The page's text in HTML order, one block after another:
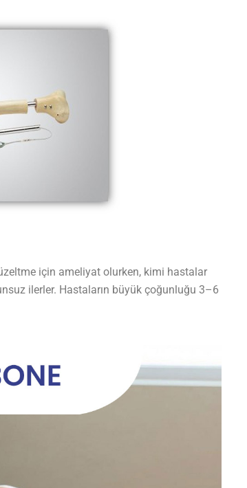
için ameliyat olurken, kimi hastalar
ilerler. Hastaların büyük çoğunluğu 3–6